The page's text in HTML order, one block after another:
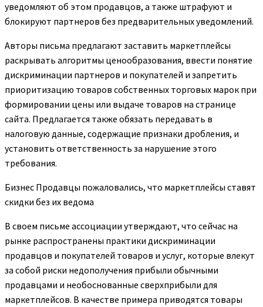
уведомляют об этом продавцов, а также штрафуют и
блокируют партнеров без предварительных уведомлений.
Авторы письма предлагают заставить маркетплейсы
раскрывать алгоритмы ценообразования, ввести понятие
дискриминации партнеров и покупателей и запретить
приоритизацию товаров собственных торговых марок при
формировании цены или выдаче товаров на странице
сайта. Предлагается также обязать передавать в
налоговую данные, содержащие признаки дробления, и
установить ответственность за нарушение этого
требования.
Бизнес Продавцы пожаловались, что маркетплейсы ставят
скидки без их ведома
В своем письме ассоциации утверждают, что сейчас на
рынке распространены практики дискриминации
продавцов и покупателей товаров и услуг, которые влекут
за собой риски недополучения прибыли обычными
продавцами и необоснованные сверхприбыли для
маркетплейсов. В качестве примера приводятся товары